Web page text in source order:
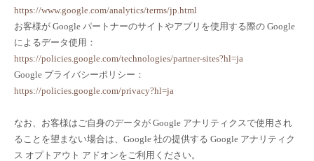
https://www.google.com/analytics/terms/jp.html
お客様が Google パートナーのサイトやアプリを使用する際の Google
によるデータ使用：
https://policies.google.com/technologies/partner-sites?hl=ja
Google プライバシーポリシー：
https://policies.google.com/privacy?hl=ja
なお、お客様はご自身のデータが Google アナリティクスで使用され
ることを望まない場合は、Google 社の提供する Google アナリティク
ス オプトアウト アドオンをご利用ください。